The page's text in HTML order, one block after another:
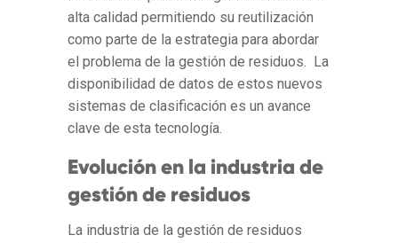
alta calidad permitiendo su reutilización
como parte de la estrategia para abordar
el problema de la gestión de residuos. La
disponibilidad de datos de estos nuevos
sistemas de clasificación es un avance
clave de esta tecnología.
Evolución en la industria de
gestión de residuos
La industria de la gestión de residuos